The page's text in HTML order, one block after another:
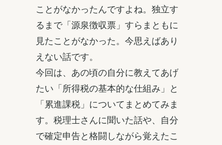
ことがなかったんですよね。独立す
るまで「源泉徴収票」すらまともに
見たことがなかった。今思えばあり
えない話です。
今回は、あの頃の自分に教えてあげ
たい「所得税の基本的な仕組み」と
「累進課税」についてまとめてみま
す。税理士さんに聞いた話や、自分
で確定申告と格闘しながら覚えたこ